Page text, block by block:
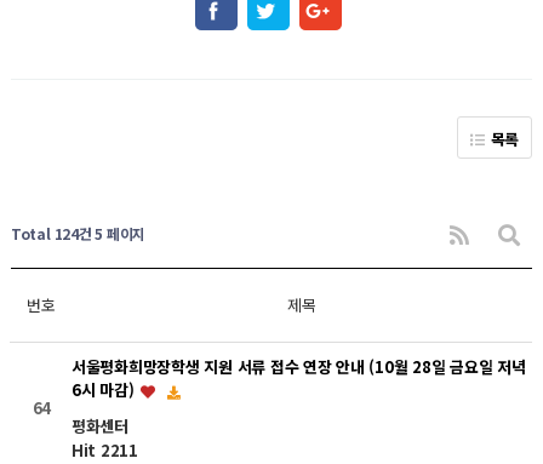
목록
Total 124건5 페이지
번호 제목
64
서울평화희망장학생 지원 서류 접수 연장 안내 (10월 28일 금요일 저녁
6시 마감)
평화센터
Hit 2211